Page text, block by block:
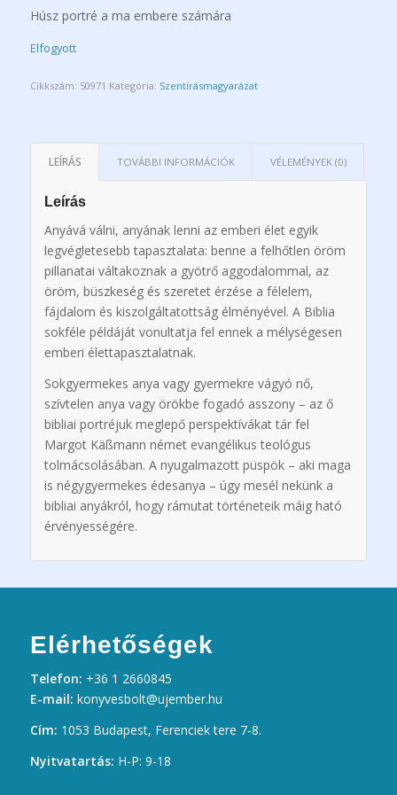
Húsz portré a ma embere számára
Elfogyott
Cikkszám: 50971 Kategória: Szentírásmagyarázat
LEÍRÁS TOVÁBBI INFORMÁCIÓK VÉLEMÉNYEK (0)
Leírás
Anyává válni, anyának lenni az emberi élet egyik
legvégletesebb tapasztalata: benne a felhőtlen öröm
pillanatai váltakoznak a gyötrő aggodalommal, az
öröm, büszkeség és szeretet érzése a félelem,
fájdalom és kiszolgáltatottság élményével. A Biblia
sokféle példáját vonultatja fel ennek a mélységesen
emberi élettapasztalatnak.
Sokgyermekes anya vagy gyermekre vágyó nő,
szívtelen anya vagy örökbe fogadó asszony – az ő
bibliai portréjuk meglepő perspektívákat tár fel
Margot Käßmann német evangélikus teológus
tolmácsolásában. A nyugalmazott püspök – aki maga
is négygyermekes édesanya – úgy mesél nekünk a
bibliai anyákról, hogy rámutat történeteik máig ható
érvényességére.
Elérhetőségek
Telefon: +36 1 2660845
E-mail: konyvesbolt@ujember.hu
Cím: 1053 Budapest, Ferenciek tere 7-8.
Nyitvatartás: H-P: 9-18